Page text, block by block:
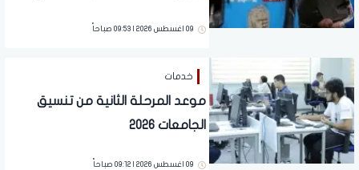
09 اغسطس 2026 | 09:53 صباحاً
خدمات
موعد المرحلة الثانية من تنسيق
الجامعات 2026
09 اغسطس 2026 | 09:12 صباحاً